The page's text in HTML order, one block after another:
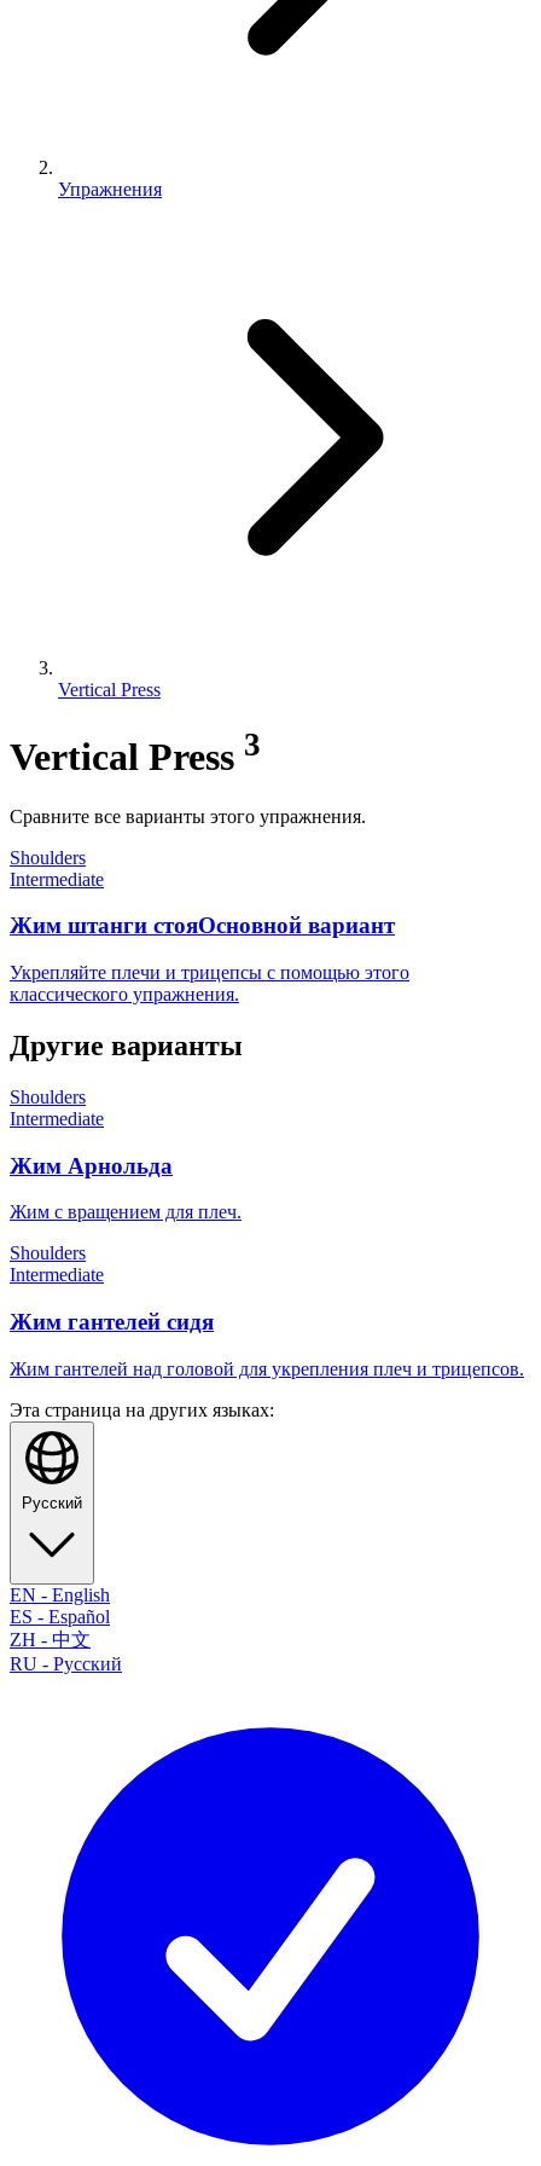
Упражнения
Vertical Press
Vertical Press 3
Сравните все варианты этого упражнения.
Shoulders
Intermediate
Жим штанги стояОсновной вариант
Укрепляйте плечи и трицепсы с помощью этого
классического упражнения.
Другие варианты
Shoulders
Intermediate
Жим Арнольда
Жим с вращением для плеч.
Shoulders
Intermediate
Жим гантелей сидя
Жим гантелей над головой для укрепления плеч и трицепсов.
Эта страница на других языках:
Русский
EN - English
ES - Español
ZH - 中文
RU - Русский